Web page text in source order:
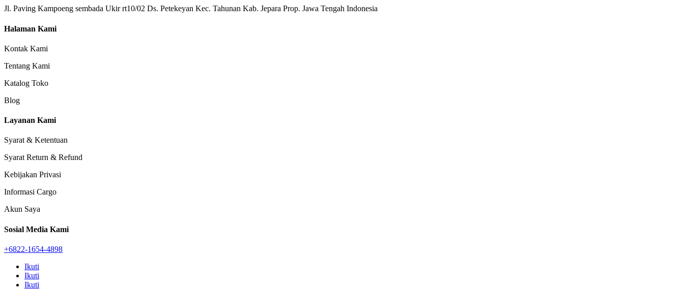
Jl. Paving Kampoeng sembada Ukir rt10/02 Ds. Petekeyan Kec. Tahunan Kab. Jepara Prop. Jawa Tengah Indonesia
Halaman Kami
Kontak Kami
Tentang Kami
Katalog Toko
Blog
Layanan Kami
Syarat & Ketentuan
Syarat Return & Refund
Kebijakan Privasi
Informasi Cargo
Akun Saya
Sosial Media Kami
+6822-1654-4898
Ikuti
Ikuti
Ikuti